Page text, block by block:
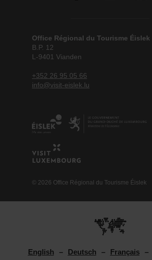
Office Régional du Tourisme Éislek
B.P. 12
L-9401 Vianden
+352 26 95 05 66
info@visit-eislek.lu
© 2026 Office Régional du Tourisme Éislek
English Deutsch Français